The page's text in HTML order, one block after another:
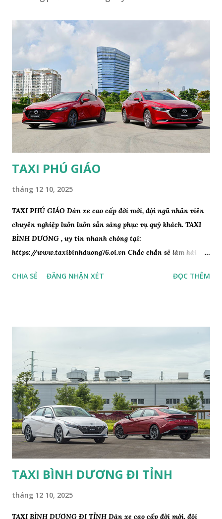
TAXI PHÚ GIÁO
tháng 12 10, 2025
TAXI PHÚ GIÁO Dàn xe cao cấp đời mới, đội ngũ nhân viên
chuyên nghiệp luôn luôn sẵn sàng phục vụ quý khách. TAXI
BÌNH DƯƠNG , uy tin nhanh chóng tại:
https://www.taxibinhduong76.oi.vn Chắc chắn sẽ làm hài
số 0869.879.799. Để được phục vụ nhanh nhất TAXI PHÚ
Nhóm Chúng Tôi Nhận Tư Vấn Hỗ Trợ Đặt Gọi Xe Cho Quý
Khách Mọi Lúc Mọi Nơi 24/24 Khi Quý Khách Cần Ngày Và
Đêm . 🏛 Dịch Vụ Hỗ Trợ Tư Vấn Giá Cả Phù Hợp Tất Cả
Tuyến Đường Quý Khách Muốn Đi. 🚘 Nhận Khách Hợp Đồng
Thăm Quang Du Lịch Gần Xa Đi LIÊN TỈNH BÌNH DƯƠNG
🔛 ĐỒNG NAI ↔️ BÌNH PHƯỚC ↔️LỤC TỈNH MIỀN
TÂY..V.V.V…. ✏️ QÚY KHÁCH LƯU Ý ĐẦU TIÊN HÃY KẾT
BẠN ZALO GỬI VỊ TRÍ ĐÓN KHÁCH + VỊ TRÍ CẦN ĐẾN...
CHIA SẺ ĐĂNG NHẬN XÉT ĐỌC THÊM
TAXI BÌNH DƯƠNG ĐI TỈNH
tháng 12 10, 2025
TAXI BÌNH DƯƠNG ĐI TỈNH Dàn xe cao cấp đời mới, đội